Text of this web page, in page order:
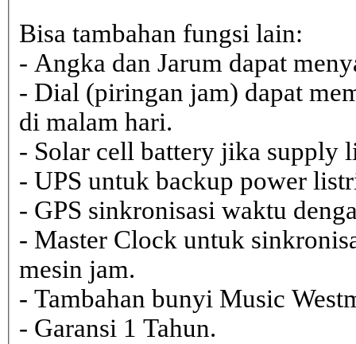
Bisa tambahan fungsi lain:
- Angka dan Jarum dapat
- Dial (piringan jam) dapat
di malam hari.
- Solar cell battery jika supply
- UPS untuk backup power
- GPS sinkronisasi waktu
- Master Clock untuk
mesin jam.
- Tambahan bunyi Music
- Garansi 1 Tahun.